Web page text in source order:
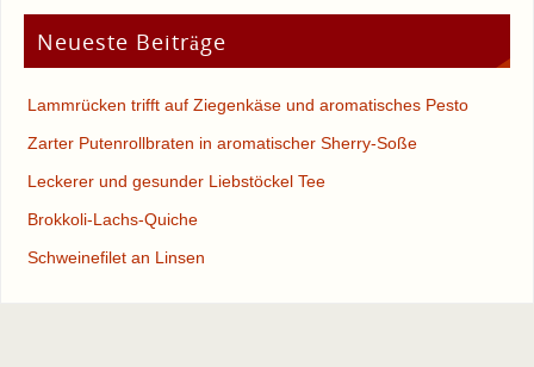
Neueste Beiträge
Lammrücken trifft auf Ziegenkäse und aromatisches Pesto
Zarter Putenrollbraten in aromatischer Sherry-Soße
Leckerer und gesunder Liebstöckel Tee
Brokkoli-Lachs-Quiche
Schweinefilet an Linsen